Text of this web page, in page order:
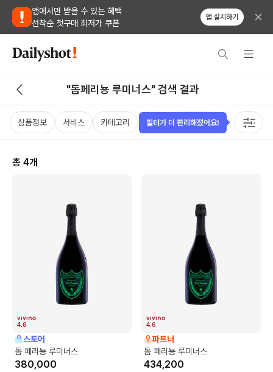
앱에서만 받을 수 있는 혜택
선착순 첫구매 최저가 쿠폰
앱 설치하기
"돔페리뇽 루미너스" 검색 결과
상품정보 서비스 카테고리 가격 비비노점수 국가 용량
총 4개
4.6
스토어
돔 페리뇽 루미너스
380,000
4.6
파트너
돔 페리뇽 루미너스
434,200
필터가 더 편리해졌어요!